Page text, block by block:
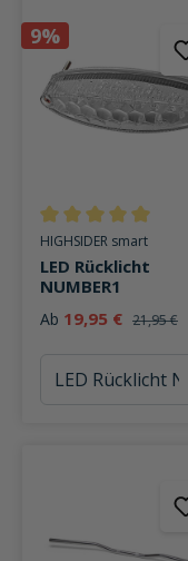
9%
Durchschnittliche
HIGHSIDER smart
LED Rücklicht
NUMBER1
Ab 19,95 € 21,95 €